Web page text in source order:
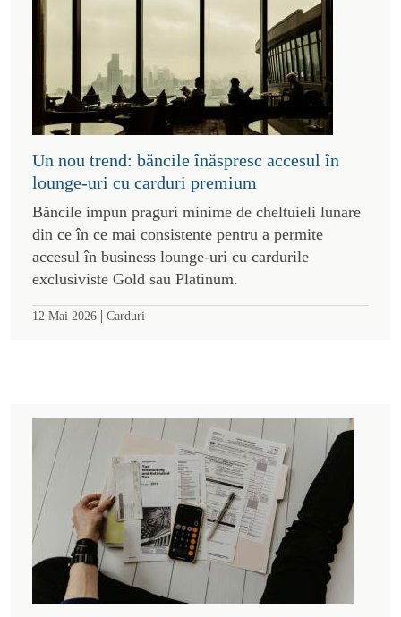
Un nou trend: băncile înăspresc accesul în
lounge-uri cu carduri premium
Băncile impun praguri minime de cheltuieli lunare
din ce în ce mai consistente pentru a permite
accesul în business lounge-uri cu cardurile
exclusiviste Gold sau Platinum.
12 Mai 2026 | Carduri